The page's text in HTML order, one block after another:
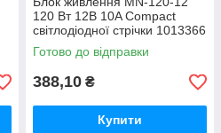
120 Вт 12В 10A Compact
світлодіодної стрічки 1013366
Готово до відправки
388,10 ₴
Купити